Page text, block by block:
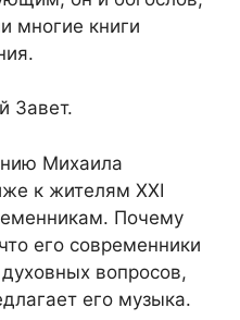
многие книги
Завет.
Михаила
к жителям XXI
Почему
его современники
вопросов,
его музыка.